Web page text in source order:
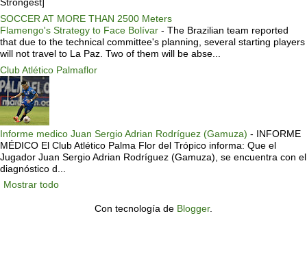
SOCCER AT MORE THAN 2500 Meters
Flamengo's Strategy to Face Bolívar - The Brazilian team reported
that due to the technical committee's planning, several starting players
will not travel to La Paz. Two of them will be abse...
Club Atlético Palmaflor
Informe medico Juan Sergio Adrian Rodríguez (Gamuza) - INFORME
MÉDICO El Club Atlético Palma Flor del Trópico informa: Que el
Jugador Juan Sergio Adrian Rodríguez (Gamuza), se encuentra con el
diagnóstico d...
Mostrar todo
Con tecnología de Blogger.